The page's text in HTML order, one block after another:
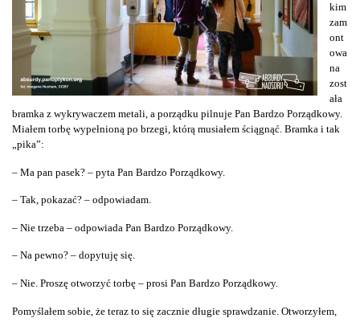
kim
zam
ont
owa
na
zost
ała
bramka z wykrywaczem metali, a porządku pilnuje Pan Bardzo Porządkowy.
Miałem torbę wypełnioną po brzegi, którą musiałem ściągnąć. Bramka i tak
„pika”:
– Ma pan pasek? – pyta Pan Bardzo Porządkowy.
– Tak, pokazać? – odpowiadam.
– Nie trzeba – odpowiada Pan Bardzo Porządkowy.
– Na pewno? – dopytuję się.
– Nie. Proszę otworzyć torbę – prosi Pan Bardzo Porządkowy.
Pomyślałem sobie, że teraz to się zacznie długie sprawdzanie. Otworzyłem,